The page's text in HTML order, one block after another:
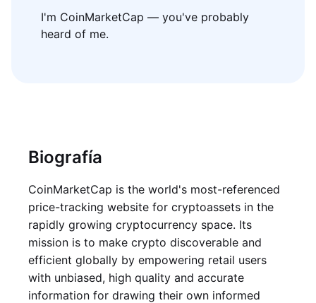
I'm CoinMarketCap — you've probably
heard of me.
Biografía
CoinMarketCap is the world's most-referenced
price-tracking website for cryptoassets in the
rapidly growing cryptocurrency space. Its
mission is to make crypto discoverable and
efficient globally by empowering retail users
with unbiased, high quality and accurate
information for drawing their own informed